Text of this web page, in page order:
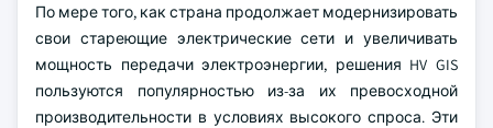
По мере того, как страна продолжает модернизировать
свои стареющие электрические сети и увеличивать
мощность передачи электроэнергии, решения HV GIS
пользуются популярностью из-за их превосходной
производительности в условиях высокого спроса. Эти